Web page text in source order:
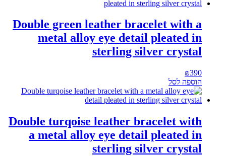
Double green leather bracelet with a
metal alloy eye detail pleated in
sterling silver crystal
₪390
הוספה לסל
Double turqoise leather bracelet with
a metal alloy eye detail pleated in
sterling silver crystal